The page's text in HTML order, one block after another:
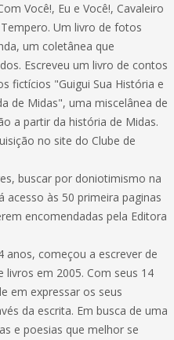
Você!, Eu e Você!, Cavaleiro
Um livro de fotos
um coletânea que
Escreveu um livro de contos
fictícios "Guigui Sua História e
de Midas", uma miscelânea de
a partir da história de Midas.
no site do Clube de
buscar por doniotimismo na
acesso às 50 primeira paginas
encomendadas pela Editora
anos, começou a escrever de
livros em 2005. Com seus 14
em expressar os seus
da escrita. Em busca de uma
e poesias que melhor se